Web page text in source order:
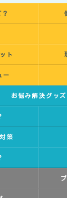
ト
ー
お悩み解決グッズ
策